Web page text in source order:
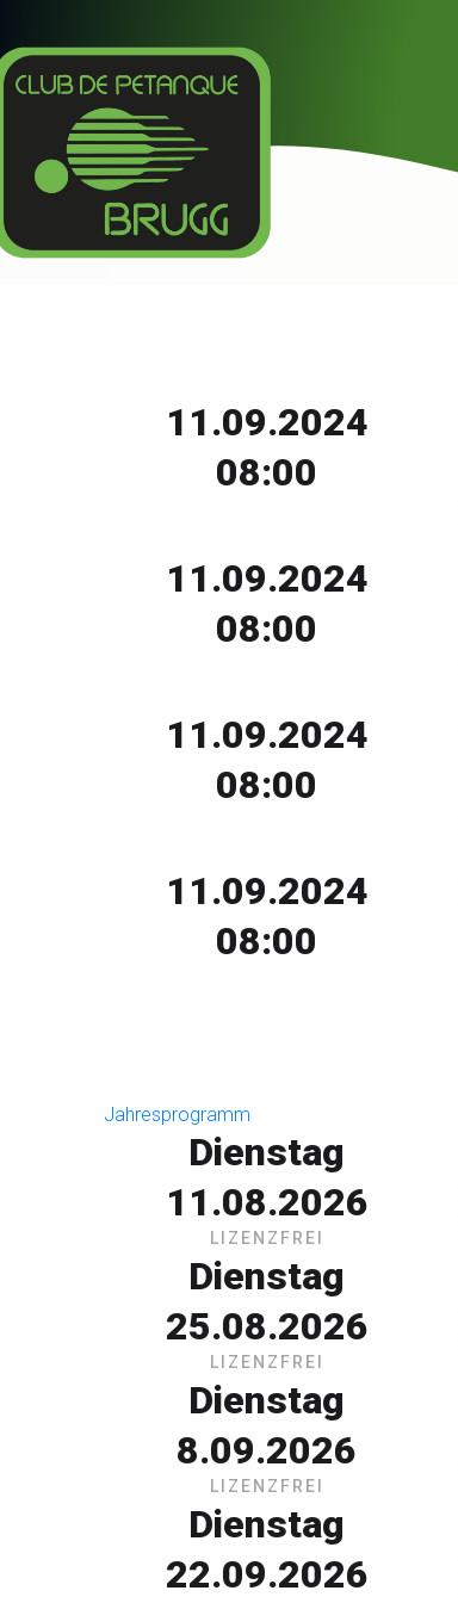
11.09.2024
08:00
11.09.2024
08:00
11.09.2024
08:00
11.09.2024
08:00
Jahresprogramm
Dienstag
11.08.2026
LIZENZFREI
Dienstag
25.08.2026
LIZENZFREI
Dienstag
8.09.2026
LIZENZFREI
Dienstag
22.09.2026